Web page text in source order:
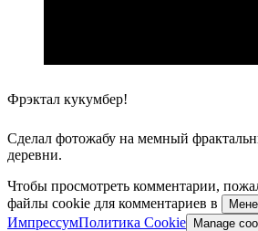
Фрэктал кукумбер!
Сделал фотожабу на мемный
дерeвни.
Чтобы просмотреть комментарии,
файлы cookie для комментариев в
ИмпрессумПолитика Cookie Manage